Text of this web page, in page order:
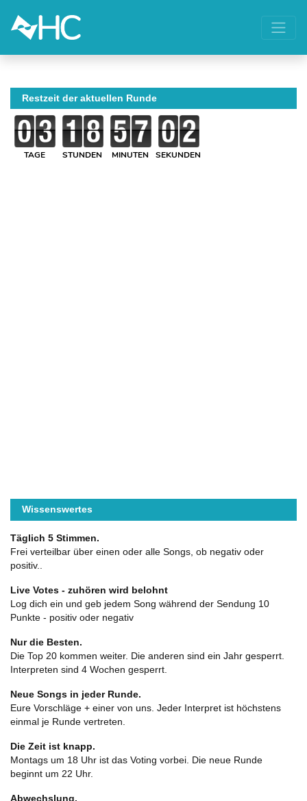
Restzeit der aktuellen Runde
TAGE STUNDEN MINUTEN SEKUNDEN
Wissenswertes
Täglich 5 Stimmen.
Frei verteilbar über einen oder alle Songs, ob negativ oder
positiv..
Live Votes - zuhören wird belohnt
Log dich ein und geb jedem Song während der Sendung 10
Punkte - positiv oder negativ
Nur die Besten.
Die Top 20 kommen weiter. Die anderen sind ein Jahr gesperrt.
Interpreten sind 4 Wochen gesperrt.
Neue Songs in jeder Runde.
Eure Vorschläge + einer von uns. Jeder Interpret ist höchstens
einmal je Runde vertreten.
Die Zeit ist knapp.
Montags um 18 Uhr ist das Voting vorbei. Die neue Runde
beginnt um 22 Uhr.
Abwechslung.